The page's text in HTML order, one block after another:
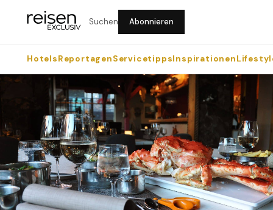
Suchen Abonnieren
HotelsReportagenServicetippsInspirationen